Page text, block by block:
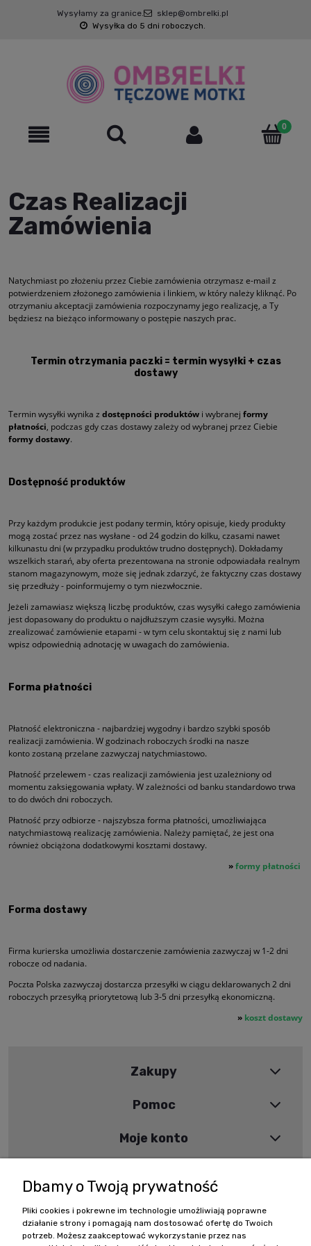
Wysyłamy za granice.
sklep@ombrelki.pl
Wysyłka do 5 dni roboczych.
Czas Realizacji
Zamówienia
Natychmiast po złożeniu przez Ciebie zamówienia otrzymasz e-mail z
potwierdzeniem złożonego zamówienia i linkiem, w który należy kliknąć. Po
otrzymaniu akceptacji zamówienia rozpoczynamy jego realizację, a Ty
będziesz na bieżąco informowany o postępie naszych prac.
Termin otrzymania paczki = termin wysyłki + czas
dostawy
Termin wysyłki wynika z dostępności produktów i wybranej formy
płatności, podczas gdy czas dostawy zależy od wybranej przez Ciebie
formy dostawy.
Dostępność produktów
Przy każdym produkcie jest podany termin, który opisuje, kiedy produkty
mogą zostać przez nas wysłane - od 24 godzin do kilku, czasami nawet
kilkunastu dni (w przypadku produktów trudno dostępnych). Dokładamy
wszelkich starań, aby oferta prezentowana na stronie odpowiadała realnym
stanom magazynowym, może się jednak zdarzyć, że faktyczny czas dostawy
się przedłuży - poinformujemy o tym niezwłocznie.
Jeżeli zamawiasz większą liczbę produktów, czas wysyłki całego zamówienia
jest dopasowany do produktu o najdłuższym czasie wysyłki. Można
zrealizować zamówienie etapami - w tym celu skontaktuj się z nami lub
wpisz odpowiednią adnotację w uwagach do zamówienia.
Forma płatności
Płatność elektroniczna - najbardziej wygodny i bardzo szybki sposób
realizacji zamówienia. W godzinach roboczych środki na nasze
konto zostaną przelane zazwyczaj natychmiastowo.
Płatność przelewem - czas realizacji zamówienia jest uzależniony od
momentu zaksięgowania wpłaty. W zależności od banku standardowo trwa
to do dwóch dni roboczych.
Płatność przy odbiorze - najszybsza forma płatności, umożliwiająca
natychmiastową realizację zamówienia. Należy pamiętać, że jest ona
również obciążona dodatkowymi kosztami dostawy.
»formy płatności
Forma dostawy
Firma kurierska umożliwia dostarczenie zamówienia zazwyczaj w 1-2 dni
robocze od nadania.
Poczta Polska zazwyczaj dostarcza przesyłki w ciągu deklarowanych 2 dni
roboczych przesyłką priorytetową lub 3-5 dni przesyłką ekonomiczną.
» koszt dostawy
Zakupy
Pomoc
Moje konto
Szybki kontakt
Dbamy o Twoją prywatność
Pliki cookies i pokrewne im technologie umożliwiają poprawne
działanie strony i pomagają nam dostosować ofertę do Twoich
potrzeb. Możesz zaakceptować wykorzystanie przez nas